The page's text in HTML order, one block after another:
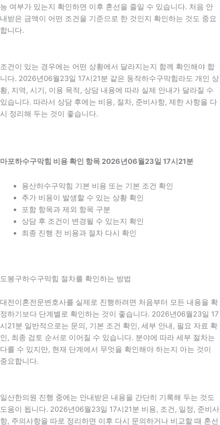
능 여부가 있는지 확인하면 이후 혼선을 줄일 수 있습니다. 처음 안
내받은 금액이 어떤 조건을 기준으로 한 것인지 확인하는 것도 중요
합니다.
조건이 있는 경우에는 어떤 상황에서 달라지는지 함께 확인해야 합
니다. 2026년06월23일 17시21분 같은 동작하수구막힘라도 개인 상
황, 지역, 시기, 이용 목적, 상담 내용에 따라 실제 안내가 달라질 수
있습니다. 따라서 상담 후에는 비용, 절차, 준비사항, 제한 사항을 다
시 정리해 두는 것이 좋습니다.
마포하수구막힘 비용 확인 항목 2026년06월23일 17시21분
용산하수구막힘 기본 비용 또는 기본 조건 확인
추가 비용이 발생할 수 있는 상황 확인
포함 항목과 제외 항목 구분
상담 후 조건이 변경될 수 있는지 확인
최종 진행 전 비용과 절차 다시 확인
도봉구하수구막힘 절차를 확인하는 방법
대전이혼전문변호사를 실제로 진행하려면 처음부터 모든 내용을 확
정하기보다 단계별로 확인하는 것이 좋습니다. 2026년06월23일 17
시21분 일반적으로는 문의, 기본 조건 확인, 세부 안내, 필요 자료 확
인, 최종 검토 순서로 이어질 수 있습니다. 분야에 따라 세부 절차는
다를 수 있지만, 현재 단계에서 무엇을 확인해야 하는지 아는 것이
중요합니다.
일산한의원 진행 중에는 안내받은 내용을 간단히 기록해 두는 것도
도움이 됩니다. 2026년06월23일 17시21분 비용, 조건, 일정, 준비사
항, 주의사항을 따로 정리하면 이후 다시 문의하거나 비교할 때 혼선